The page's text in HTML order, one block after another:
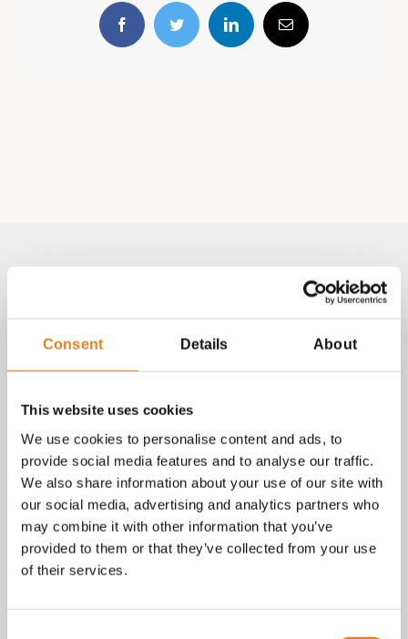
Consent Details About
This website uses cookies
We use cookies to personalise content and ads, to
provide social media features and to analyse our traffic.
We also share information about your use of our site with
our social media, advertising and analytics partners who
may combine it with other information that you’ve
provided to them or that they’ve collected from your use
of their services.
FacebookTwitter LinkedInE-
mail
Aangepast met telefoonnummer:
tot vragen over bestellingen, betalingen en leveringen.
Facebook
Instagram
E-mail
Telefoon / whatsapp: +31 6 23227983
Bekijk onzeAlgemene voorwaarden. KvK nr.: 18068338.
Lees ook onze privacy encookiepolicy als je benieuwd
bent naar wat we met je gegevens doen.